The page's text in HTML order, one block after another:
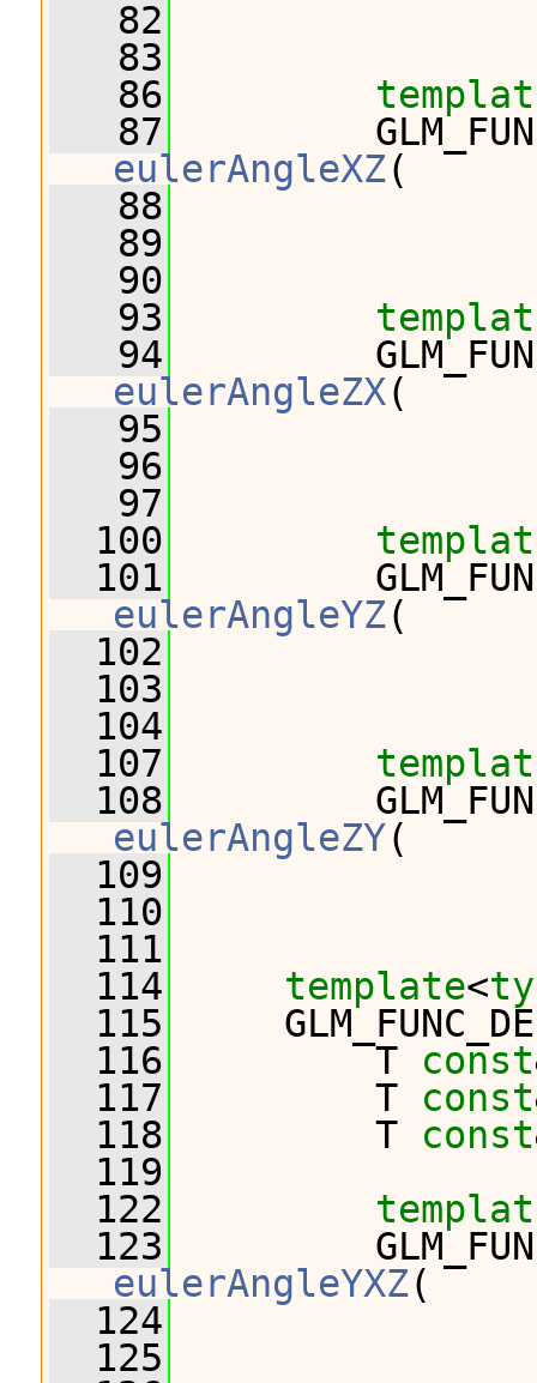
   82
   83
   86
   87
eulerAngleXZ(
   88
   89
   90
   93
   94
eulerAngleZX(
   95
   96
   97
  100
  101
eulerAngleYZ(
  102
  103
  104
  107
  108
eulerAngleZY(
  109
  110
  111
  114
template<
  115
  116
T const
  117
T const
  118
T const
  119
  122
  123
eulerAngleYXZ(
  124
  125